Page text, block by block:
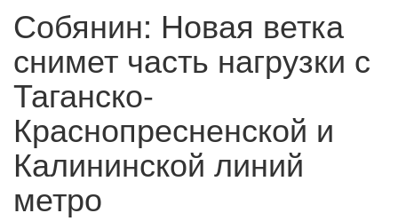
Собянин: Новая ветка
снимет часть нагрузки с
Таганско-
Краснопресненской и
Калининской линий
метро